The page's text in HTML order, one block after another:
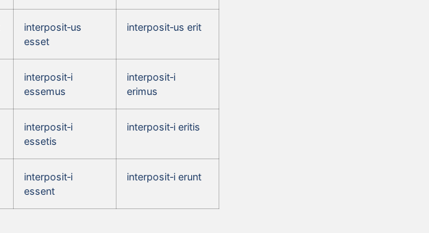
interposit‑us
esset
interposit‑us erit
interposit‑i
essemus
interposit‑i
erimus
interposit‑i
essetis
interposit‑i eritis
interposit‑i
essent
interposit‑i erunt